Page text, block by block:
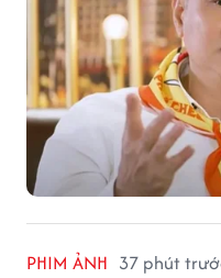
PHIM ẢNH 37 phút